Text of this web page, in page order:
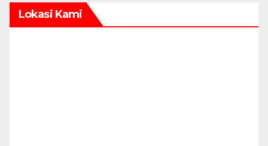
Lokasi Kami